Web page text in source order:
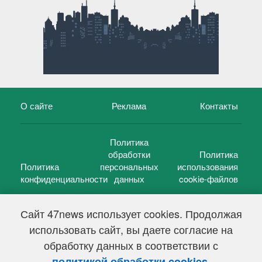
Сайт 47news использует cookies. Продолжая
использовать сайт, вы даете согласие на
обработку данных в соответствии с
О сайте Реклама Контакты
Политика
конфиденциальности
Политика
обработки
персональных
данных
Политика
использования
cookie-файлов
47 новостей (47 news)2005 — 2026 г.
Свидетельство о регистрации СМИ Эл № ФС 77-39848, выдано
Федеральной службой по надзору в сфере связи,